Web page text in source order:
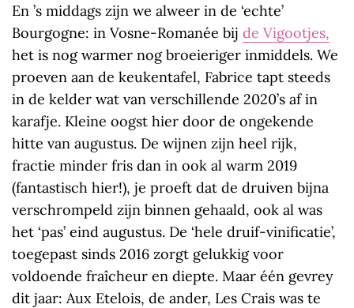
En ’s middags zijn we alweer in de ‘echte’
Bourgogne: in Vosne-Romanée bij de Vigootjes,
het is nog warmer nog broeieriger inmiddels. We
proeven aan de keukentafel, Fabrice tapt steeds
in de kelder wat van verschillende 2020’s af in
karafje. Kleine oogst hier door de ongekende
hitte van augustus. De wijnen zijn heel rijk,
fractie minder fris dan in ook al warm 2019
(fantastisch hier!), je proeft dat de druiven bijna
verschrompeld zijn binnen gehaald, ook al was
het ‘pas’ eind augustus. De ‘hele druif-vinificatie’,
toegepast sinds 2016 zorgt gelukkig voor
voldoende fraîcheur en diepte. Maar één gevrey
dit jaar: Aux Etelois, de ander, Les Crais was te